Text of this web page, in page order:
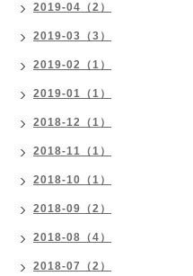
2019-04（2）
2019-03（3）
2019-02（1）
2019-01（1）
2018-12（1）
2018-11（1）
2018-10（1）
2018-09（2）
2018-08（4）
2018-07（2）